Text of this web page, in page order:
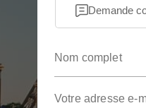
Demande